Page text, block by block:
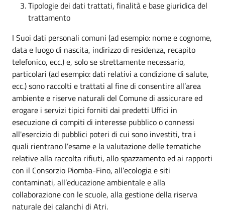
Tipologie dei dati trattati, finalità e base giuridica del
trattamento
I Suoi dati personali comuni (ad esempio: nome e cognome,
data e luogo di nascita, indirizzo di residenza, recapito
telefonico, ecc.) e, solo se strettamente necessario,
particolari (ad esempio: dati relativi a condizione di salute,
ecc.) sono raccolti e trattati al fine di consentire all’area
ambiente e riserve naturali del Comune di assicurare ed
erogare i servizi tipici forniti dai predetti Uffici in
esecuzione di compiti di interesse pubblico o connessi
all'esercizio di pubblici poteri di cui sono investiti, tra i
quali rientrano l’esame e la valutazione delle tematiche
relative alla raccolta rifiuti, allo spazzamento ed ai rapporti
con il Consorzio Piomba-Fino, all’ecologia e siti
contaminati, all’educazione ambientale e alla
collaborazione con le scuole, alla gestione della riserva
naturale dei calanchi di Atri.